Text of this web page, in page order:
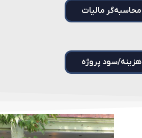
محاسبه‌گر مالیات
هزینه/سود پروژه